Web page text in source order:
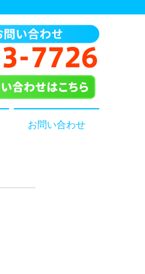
お問い合わせ